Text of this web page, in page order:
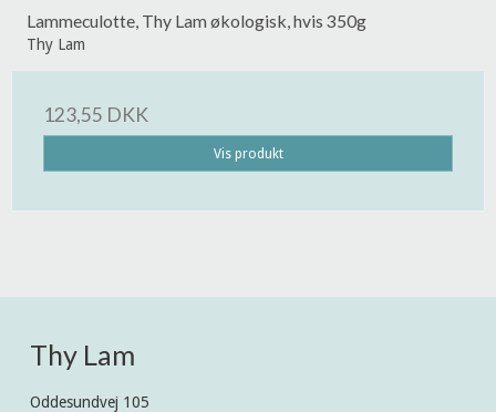
Lammeculotte, Thy Lam økologisk, hvis 350g
Thy Lam
123,55 DKK
Vis produkt
Thy Lam
Oddesundvej 105